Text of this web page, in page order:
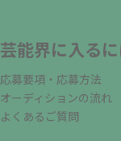
芸能界に入る
応募要項・応募方法
オーディションの流れ
よくあるご質問